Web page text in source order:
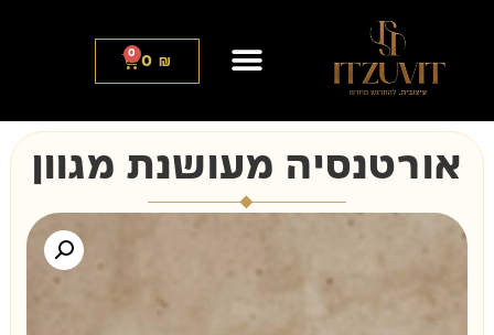
0₪
0
אורטנסיה מעושנת מגוון